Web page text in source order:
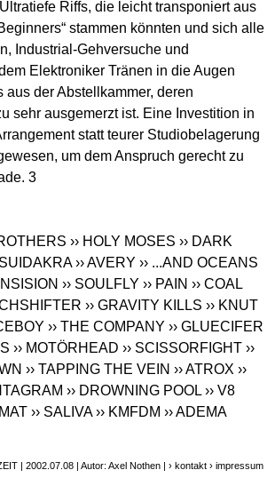
Riffs, die leicht transponiert aus
stammen könnten und sich alle
Industrial-Gehversuche und
Elektroniker Tränen in die Augen
aus der Abstellkammer, deren
sehr ausgemerzt ist. Eine Investition in
statt teurer Studiobelagerung
um dem Anspruch gerecht zu
3
›› HOLY MOSES ›› DARK
SUIDAKRA ›› AVERY ›› ...AND OCEANS
›› SOULFLY ›› PAIN ›› COAL
›› GRAVITY KILLS ›› KNUT
›› THE COMPANY ›› GLUECIFER
›› MOTÖRHEAD ›› SCISSORFIGHT ››
›› TAPPING THE VEIN ›› ATROX ››
›› DROWNING POOL ›› V8
›› SALIVA ›› KMFDM ›› ADEMA
| 2002.07.08 | Autor: Axel Nothen |› kontakt › impressum